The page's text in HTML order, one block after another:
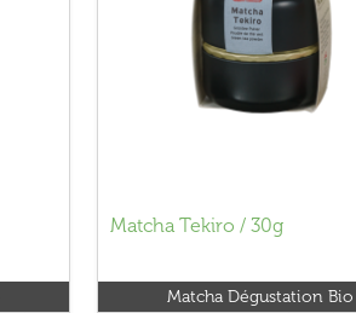
Matcha Tekiro / 30g
Matcha Dégustation Bio